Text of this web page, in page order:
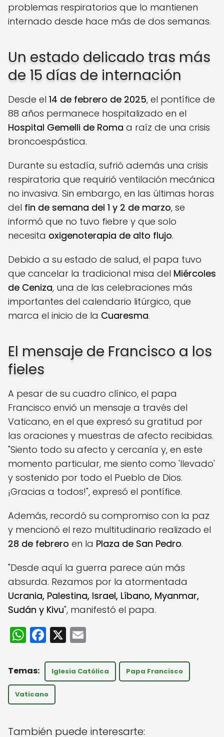
problemas respiratorios que lo mantienen
internado desde hace más de dos semanas.
Un estado delicado tras más
de 15 días de internación
Desde el 14 de febrero de 2025, el pontífice de
88 años permanece hospitalizado en el
Hospital Gemelli de Roma a raíz de una crisis
broncoespástica.
Durante su estadía, sufrió además una crisis
respiratoria que requirió ventilación mecánica
no invasiva. Sin embargo, en las últimas horas
del fin de semana del 1 y 2 de marzo, se
informó que no tuvo fiebre y que solo
necesita oxigenoterapia de alto flujo.
Debido a su estado de salud, el papa tuvo
que cancelar la tradicional misa del Miércoles
de Ceniza, una de las celebraciones más
importantes del calendario litúrgico, que
marca el inicio de la Cuaresma.
El mensaje de Francisco a los
fieles
A pesar de su cuadro clínico, el papa
Francisco envió un mensaje a través del
Vaticano, en el que expresó su gratitud por
las oraciones y muestras de afecto recibidas.
"Siento todo su afecto y cercanía y, en este
momento particular, me siento como 'llevado'
y sostenido por todo el Pueblo de Dios.
¡Gracias a todos!", expresó el pontífice.
Además, recordó su compromiso con la paz
y mencionó el rezo multitudinario realizado el
28 de febrero en la Plaza de San Pedro.
"Desde aquí la guerra parece aún más
absurda. Rezamos por la atormentada
Ucrania, Palestina, Israel, Líbano, Myanmar,
Sudán y Kivu", manifestó el papa.
W
h
a
ts
A
p
F
a
c
e
b
o
X
ai
l
Iglesia Católica Papa Francisco
Vaticano
También puede interesarte: